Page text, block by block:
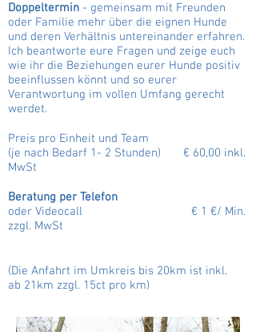
Doppeltermin - gemeinsam mit Freunden
oder Familie mehr über die eignen Hunde
und deren Verhältnis untereinander erfahren.
Ich beantworte eure Fragen und zeige euch
wie ihr die Beziehungen eurer Hunde positiv
beeinflussen könnt und so eurer
Verantwortung im vollen Umfang gerecht
werdet.
Preis pro Einheit und Team
(je nach Bedarf 1- 2 Stunden) € 60,00 inkl.
MwSt
Beratung per Telefon
oder Videocall € 1 €/ Min.
zzgl. MwSt
(Die Anfahrt im Umkreis bis 20km ist inkl.
ab 21km zzgl. 15ct pro km)